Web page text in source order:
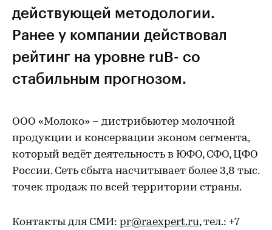
действующей методологии.
Ранее у компании действовал
рейтинг на уровне ruB- со
стабильным прогнозом.
ООО «Молоко» – дистрибьютер молочной
продукции и консервации эконом сегмента,
который ведёт деятельность в ЮФО, СФО, ЦФО
России. Сеть сбыта насчитывает более 3,8 тыс.
точек продаж по всей территории страны.
Контакты для СМИ: pr@raexpert.ru, тел.: +7